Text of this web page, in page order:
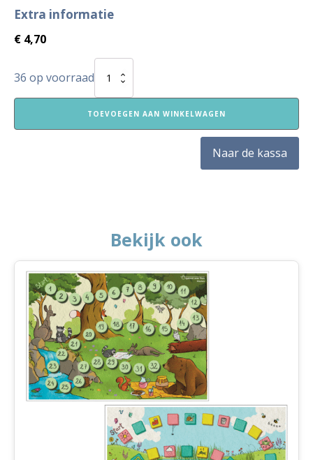
Extra informatie
€ 4,70
36 op voorraad Spelbord
Thuis
Kleuters
TOEVOEGEN AAN WINKELWAGEN
Naar de kassa
Bekijk ook